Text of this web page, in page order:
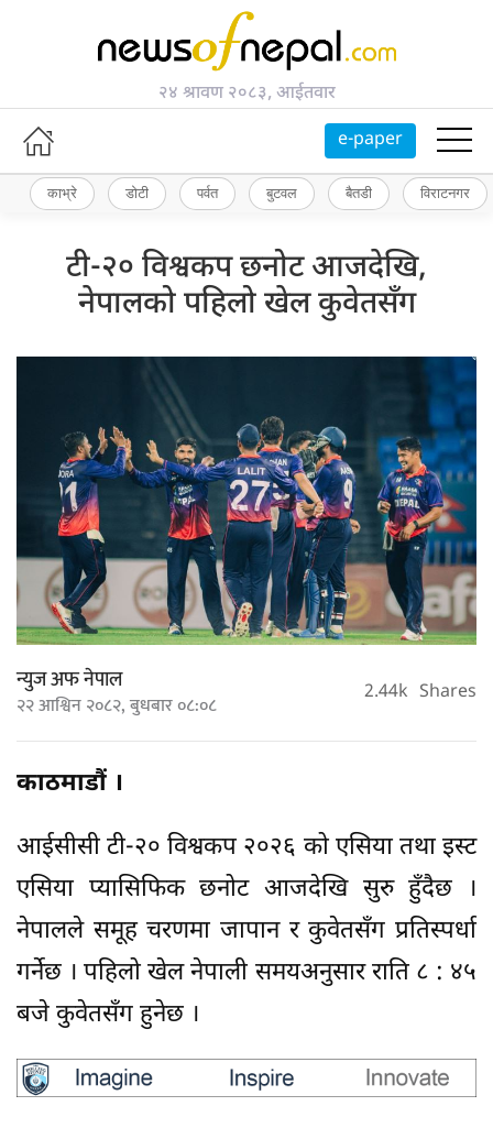
२४ श्रावण २०८३, आईतवार
e-paper
काभ्रे डोटी पर्वत बुटवल बैतडी विराटनगर
टी-२० विश्वकप छनोट आजदेखि,
नेपालको पहिलो खेल कुवेतसँग
न्युज अफ नेपाल
२२ आश्विन २०८२, बुधबार ०८:०८ 2.44k Shares
काठमाडौं ।
आईसीसी टी-२० विश्वकप २०२६ को एसिया तथा इस्ट
एसिया प्यासिफिक छनोट आजदेखि सुरु हुँदैछ ।
नेपालले समूह चरणमा जापान र कुवेतसँग प्रतिस्पर्धा
गर्नेछ । पहिलो खेल नेपाली समयअनुसार राति ८ : ४५
बजे कुवेतसँग हुनेछ ।